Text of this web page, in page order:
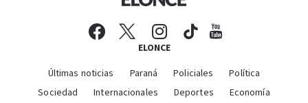
ELONCE
Últimas noticias Paraná Policiales
Política
Sociedad
Internacionales Deportes Economía